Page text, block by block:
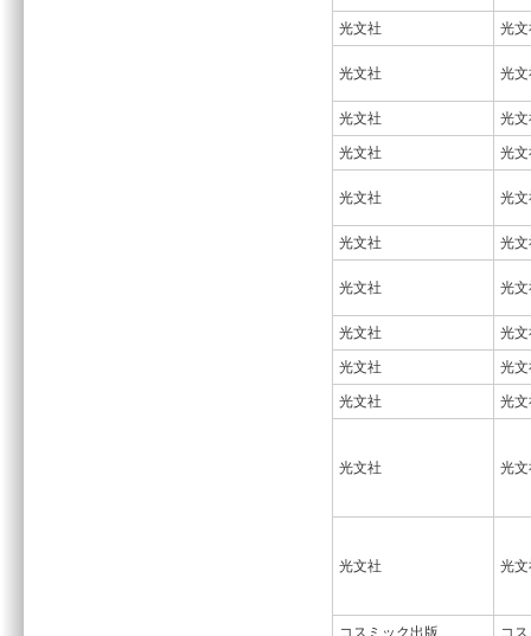
光文社 光
光文社 光
光文社 光
光文社 光
光文社 光
光文社 光
光文社 光
光文社 光
光文社 光
光文社 光
光文社 光
光文社 光
コスミック出版 コ